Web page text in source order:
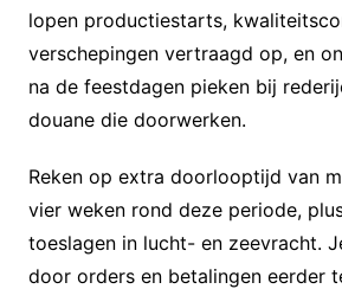
lopen productiestarts,
verschepingen vertraagd op, en
na de feestdagen pieken bij
douane die doorwerken.
Reken op extra doorlooptijd van
vier weken rond deze periode,
toeslagen in lucht- en zeevracht.
door orders en betalingen eerder